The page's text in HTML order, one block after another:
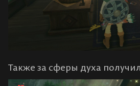
Также за сферы духа